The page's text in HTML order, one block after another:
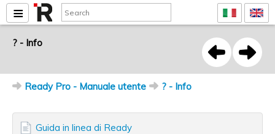
? - Info
Ready Pro - Manuale utente ? - Info
Guida in linea di Ready